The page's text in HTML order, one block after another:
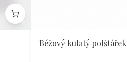
Béžový kulatý polštářek